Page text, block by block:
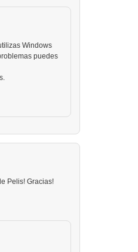
Windows
puedes
Pelis! Gracias!